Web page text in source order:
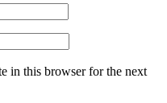
in this browser for the next